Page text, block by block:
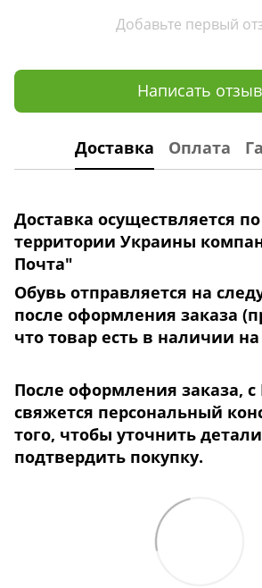
Добавьте первый
Написать отзыв
Доставка Оплата
Доставка осуществляется
территории Украины
Почта"
Обувь отправляется на
после оформления заказа
что товар есть в наличии на
После оформления заказа,
свяжется персональный
того, чтобы уточнить детали
подтвердить покупку.